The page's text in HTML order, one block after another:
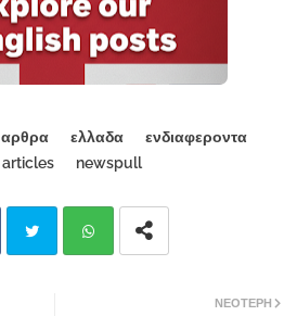
αρθρα ελλαδα
ενδιαφεροντα
articles newspull
ΝΕΌΤΕΡΗ